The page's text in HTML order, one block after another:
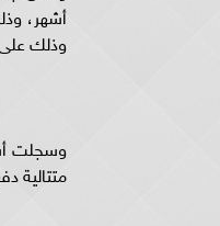
أشهر،
وذلك
متتالية دفع